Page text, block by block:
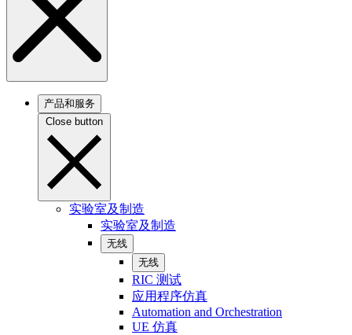
产品和服务
Close button
实验室及制造
实验室及制造
无线
无线
RIC 测试
应用程序仿真
Automation and Orchestration
UE 仿真